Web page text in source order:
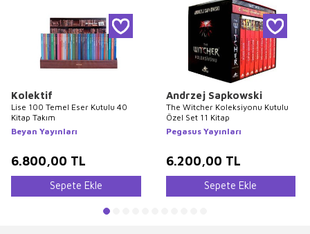
Kolektif
Lise 100 Temel Eser Kutulu 40
Kitap Takım
Beyan Yayınları
6.800,00 TL
Sepete Ekle
Andrzej Sapkowski
The Witcher Koleksiyonu Kutulu
Özel Set 11 Kitap
Pegasus Yayınları
6.200,00 TL
Sepete Ekle